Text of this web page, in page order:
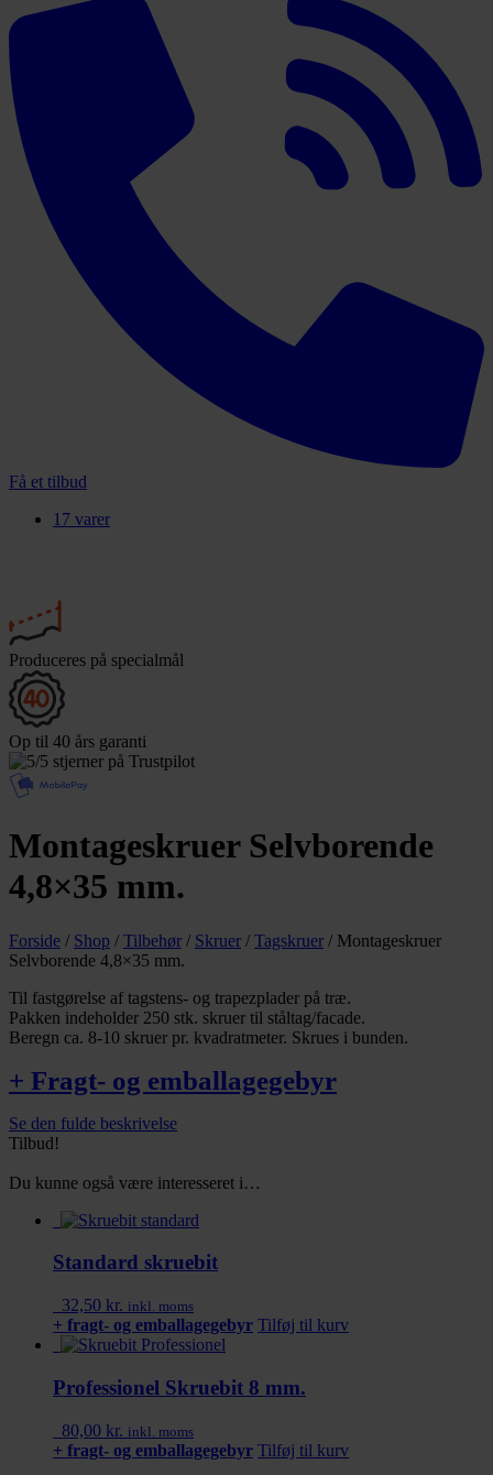
Få et tilbud
17 varer
Produceres på specialmål
Op til 40 års garanti
Montageskruer Selvborende
4,8×35 mm.
Forside / Shop / Tilbehør / Skruer / Tagskruer / Montageskruer
Selvborende 4,8×35 mm.
Til fastgørelse af tagstens- og trapezplader på træ.
Pakken indeholder 250 stk. skruer til ståltag/facade.
Beregn ca. 8-10 skruer pr. kvadratmeter. Skrues i bunden.
+ Fragt- og emballagegebyr
Se den fulde beskrivelse
Tilbud!
Du kunne også være interesseret i…
Standard skruebit
32,50 kr. inkl. moms
+ fragt- og emballagegebyr Tilføj til kurv
Professionel Skruebit 8 mm.
80,00 kr. inkl. moms
+ fragt- og emballagegebyr Tilføj til kurv